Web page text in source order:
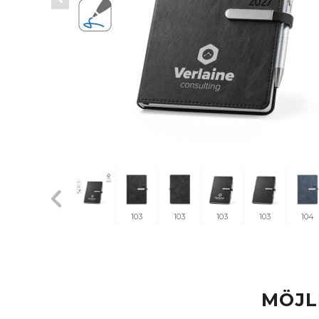
103 103 103 103 104